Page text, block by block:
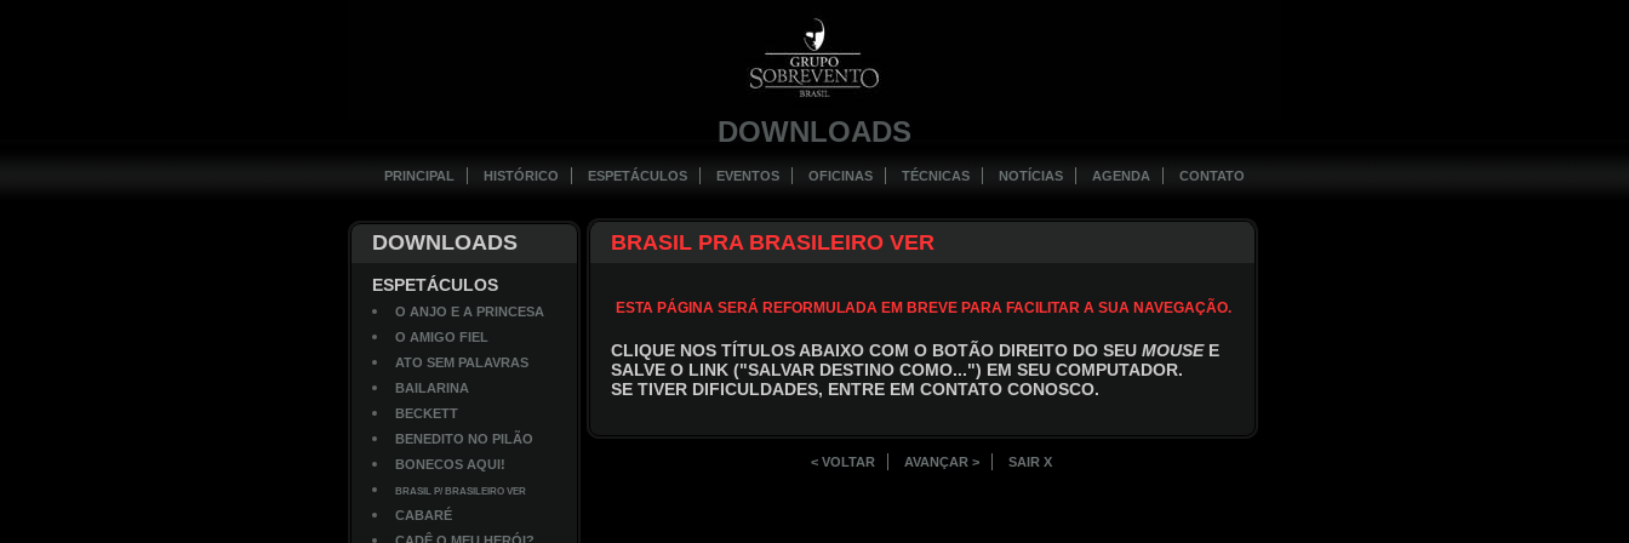
DOWNLOADS
PRINCIPAL HISTÓRICO ESPETÁCULOS EVENTOS OFICINAS TÉCNICAS NOTÍCIAS AGENDA CONTATO
DOWNLOADS
ESPETÁCULOS
O ANJO E A PRINCESA
O AMIGO FIEL
ATO SEM PALAVRAS
BAILARINA
BECKETT
BENEDITO NO PILÃO
BONECOS AQUI!
BRASIL P/ BRASILEIRO VER
CABARÉ
BRASIL PRA BRASILEIRO VER
ESTA PÁGINA SERÁ REFORMULADA EM BREVE PARA FACILITAR A SUA NAVEGAÇÃO.
CLIQUE NOS TÍTULOS ABAIXO COM O BOTÃO DIREITO DO SEU MOUSEE
SALVE O LINK ("SALVAR DESTINO COMO...") EM SEU COMPUTADOR.
SE TIVER DIFICULDADES, ENTRE EM CONTATO CONOSCO.
< VOLTAR AVANÇAR > SAIR X